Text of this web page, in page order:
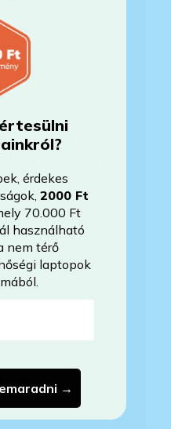
előre
magyar
kiosztású
Önöknél
érdekes
2000 Ft
70.000 Ft
használható
nem térő
laptopok
Nem akarok lemaradni →